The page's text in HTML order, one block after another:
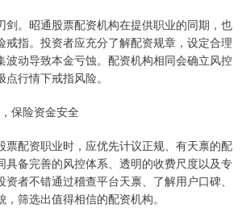
剑。昭通股票配资机构在提供职业的同期，也
戒指。投资者应充分了解配资规章，设定合理
波动导致本金亏蚀。配资机构相同会确立风控
行情下戒指风险。
保险资金安全
票配资职业时，应优先计议正规、有天禀的配
具备完善的风控体系、透明的收费尺度以及专
者不错通过稽查平台天禀、了解用户口碑、
筛选出值得相信的配资机构。